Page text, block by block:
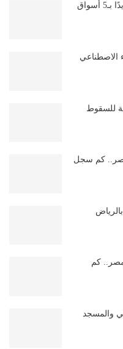
المدينة العالمية بالدمام تدشن موسمًا جديدًا بـ5 أسواق
الاصطناعي
للسقوط
كم سجل
كم
والمسجد